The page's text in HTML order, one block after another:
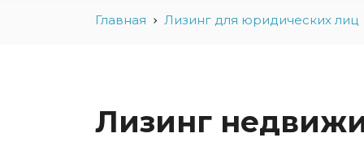
Лизинг для
Для юридических лиц в
Лизинг
Для
Главная Лизинг для юридических лиц
Лизинг